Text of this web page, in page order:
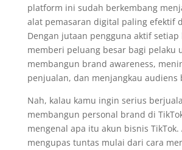
platform ini sudah berkembang
alat pemasaran digital paling efektif
Dengan jutaan pengguna aktif setiap
memberi peluang besar bagi pelaku
membangun brand awareness,
penjualan, dan menjangkau audiens
Nah, kalau kamu ingin serius
membangun personal brand di
mengenal apa itu akun bisnis
mengupas tuntas mulai dari cara